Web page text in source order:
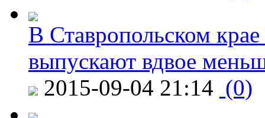
В Ставропольском
выпускают вдвое
2015-09-04 21:14 (0)